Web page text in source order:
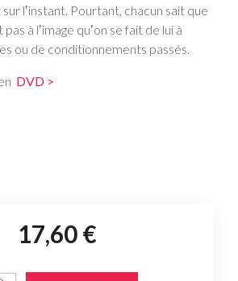
lʼinstant. Pourtant, chacun sait que
à lʼimage quʼon se fait de lui à
ou de conditionnements passés.
DVD >
17,60 €